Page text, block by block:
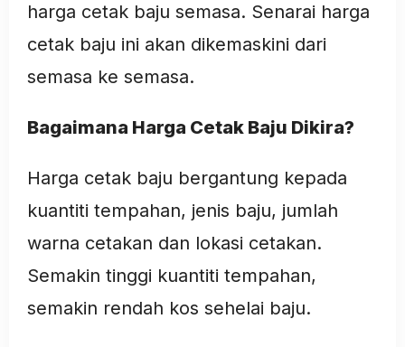
harga cetak baju semasa. Senarai harga
cetak baju ini akan dikemaskini dari
semasa ke semasa.
Bagaimana Harga Cetak Baju Dikira?
Harga cetak baju bergantung kepada
kuantiti tempahan, jenis baju, jumlah
warna cetakan dan lokasi cetakan.
Semakin tinggi kuantiti tempahan,
semakin rendah kos sehelai baju.